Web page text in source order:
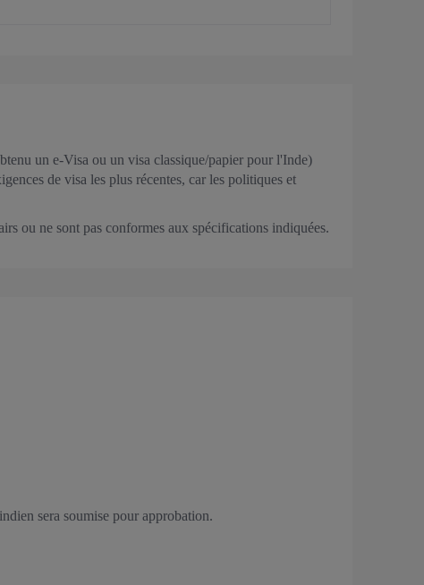
un e-Visa ou un visa classique/papier pour l'Inde)
de visa les plus récentes, car les politiques et
ou ne sont pas conformes aux spécifications indiquées.
sera soumise pour approbation.